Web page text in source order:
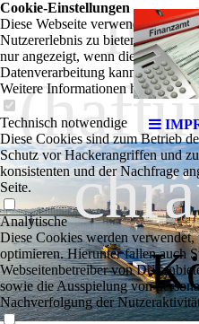
ng
Cookie-Einstellungen
Diese Webseite verwendet
Nutzererlebnis zu bieten.
nur angezeigt, wenn die
Datenverarbeitung kann dann
Weitere Informationen hierzu in
Technisch notwendige
Diese Cookies sind zum Betrieb
Schutz vor Hackerangriffen und
konsistenten und der Nachfrage
Seite.
Analytische
Diese Cookies werden
optimieren. Hierunter fallen auch
Webseitenbetreiber von
sowie die Ausspielung von
Nachverfolgung der